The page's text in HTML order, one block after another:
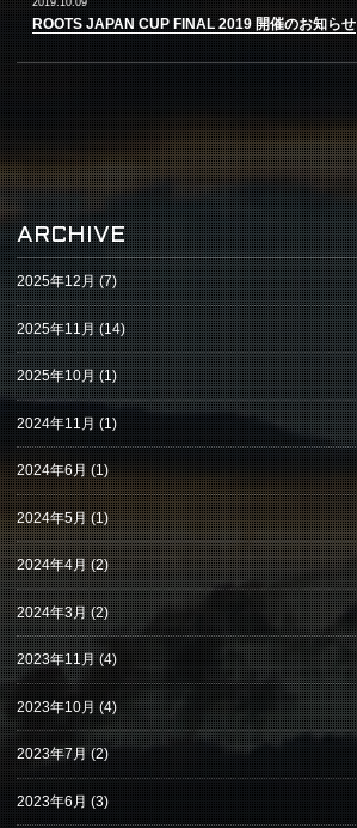
ROOTS JAPAN CUP FINAL 2019 開催のお知らせ
ARCHIVE
2025年12月(7)
2025年11月(14)
2025年10月(1)
2024年11月(1)
2024年6月(1)
2024年5月(1)
2024年4月(2)
2024年3月(2)
2023年11月(4)
2023年10月(4)
2023年7月(2)
2023年6月 (3)